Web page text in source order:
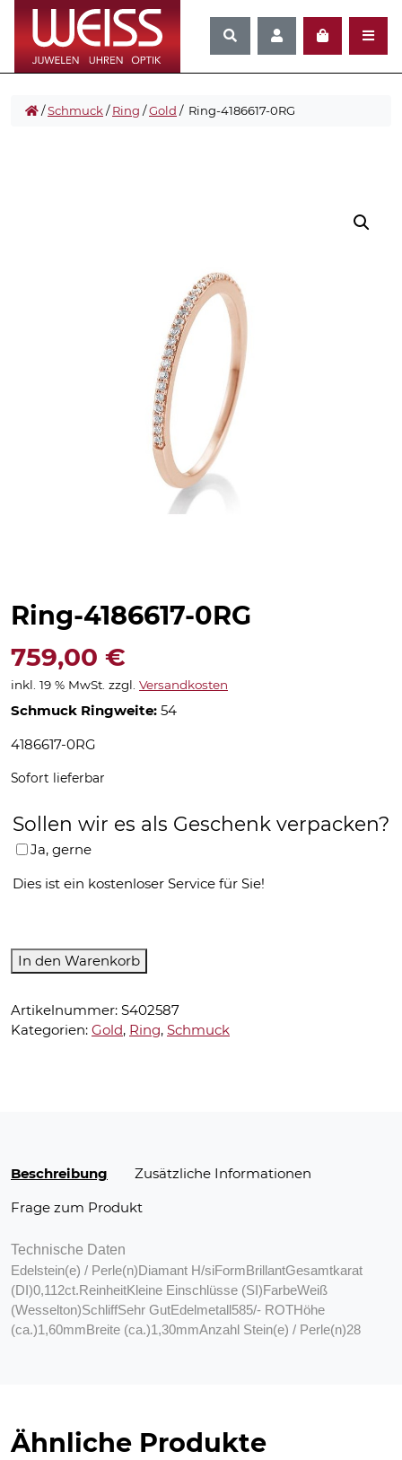
/Schmuck/Ring /Gold / Ring-4186617-0RG
Ring-4186617-0RG
759,00 €
inkl. 19 % MwSt. zzgl. Versandkosten
Schmuck Ringweite: 54
4186617-0RG
Sofort lieferbar
Sollen wir es als Geschenk verpacken?
Ja, gerne
Dies ist ein kostenloser Service für Sie!
Ring-
4186617-
Menge
In den Warenkorb
Artikelnummer: S402587
Kategorien: Gold, Ring, Schmuck
Beschreibung
Zusätzliche Informationen
Frage zum Produkt
Technische Daten
Edelstein(e) / Perle(n)Diamant H/siFormBrillantGesamtkarat
(DI)0,112ct.ReinheitKleine Einschlüsse (SI)FarbeWeiß
(Wesselton)SchliffSehr GutEdelmetall585/- ROTHöhe
(ca.)1,60mmBreite (ca.)1,30mmAnzahl Stein(e) / Perle(n)28
Ähnliche Produkte